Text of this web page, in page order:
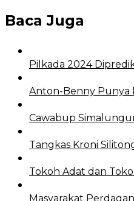
Baca Juga
Pilkada 2024
Anton-Benny Punya
Cawabup
Tangkas Kroni
Tokoh Adat dan
Masyarakat